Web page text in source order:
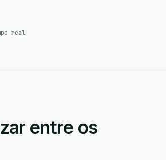
real
entre os